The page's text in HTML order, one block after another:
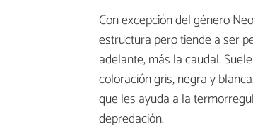
Con excepción del género
estructura pero tiende a ser
adelante, más la caudal.
coloración gris, negra y
que les ayuda a la
depredación.